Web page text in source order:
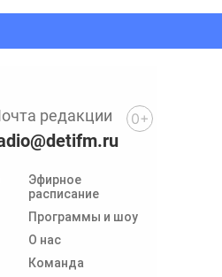
Эфирное
расписание
Программы и шоу
О нас
Команда
редакции 0+